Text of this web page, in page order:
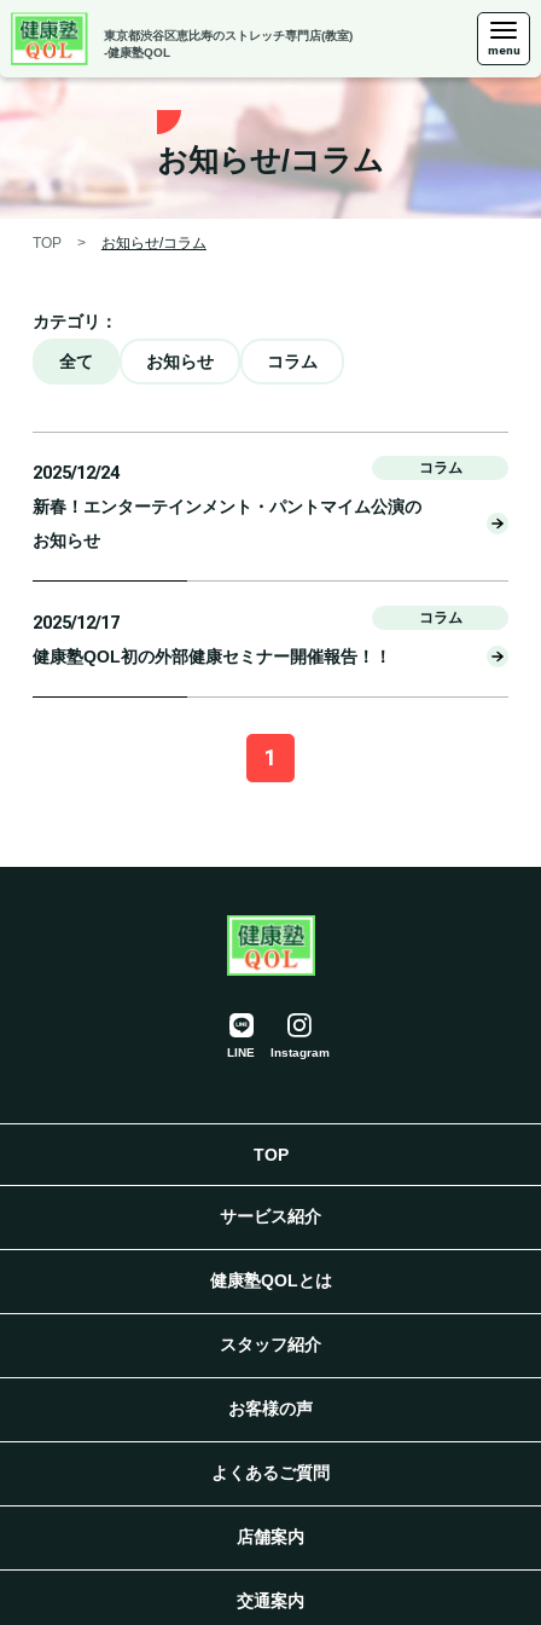
東京都渋谷区恵比寿のストレッチ専門店(教室)
-健康塾QOL
menu
お知らせ/コラム
TOP > お知らせ/コラム
カテゴリ：
全て お知らせ コラム
2025/12/24 コラム
新春！エンターテインメント・パントマイム公演の
お知らせ
2025/12/17 コラム
健康塾QOL初の外部健康セミナー開催報告！！
1
LINE Instagram
TOP
サービス紹介
健康塾QOLとは
スタッフ紹介
お客様の声
よくあるご質問
店舗案内
交通案内